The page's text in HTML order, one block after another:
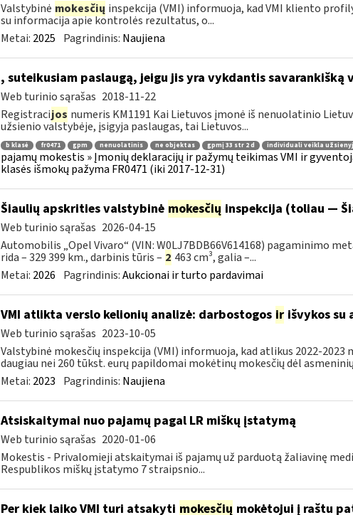
Valstybinė mokesčių inspekcija (VMI) informuoja, kad VMI kliento
su informacija apie kontrolės rezultatus, o...
Metai: 2025 Pagrindinis: Naujiena
, suteikusiam paslaugą, jeigu jis yra vykdantis savarankišką
Web turinio sąrašas 2018-11-22
Registracijos numeris KM1191 Kai Lietuvos įmonė iš nenuolatinio
užsienio valstybėje, įsigyja paslaugas, tai Lietuvos...
b klasė fr0471 gpm nenuolatinis ne objektas gpmį 33 str 2 d individuali veikla
pajamų mokestis » Įmonių deklaracijų ir pažymų teikimas VMI ir
klasės išmokų pažyma FR0471 (iki 2017-12-31)
Šiaulių apskrities valstybinė mokesčių inspekcija (toliau —
Web turinio sąrašas 2026-04-15
Automobilis „Opel Vivaro“ (VIN: W0LJ7BDB66V614168) pagaminimo
rida – 329 399 km., darbinis tūris – 2 463 cm³, galia –...
Metai: 2026 Pagrindinis:Aukcionai ir turto pardavimai
VMI atlikta verslo kelionių analizė: darbostogos irišvykos su
Web turinio sąrašas 2023-10-05
Valstybinė mokesčių inspekcija (VMI) informuoja, kad atlikus 2022-
daugiau nei 260 tūkst. eurų papildomai mokėtinų mokesčių dėl
Metai: 2023 Pagrindinis: Naujiena
Atsiskaitymai nuo pajamų pagal LR miškų įstatymą
Web turinio sąrašas 2020-01-06
Mokestis - Privalomieji atskaitymai iš pajamų už parduotą žaliavinę
Respublikos miškų įstatymo 7 straipsnio...
Per kiek laiko VMI turi atsakyti mokesčių mokėtojui į raštu